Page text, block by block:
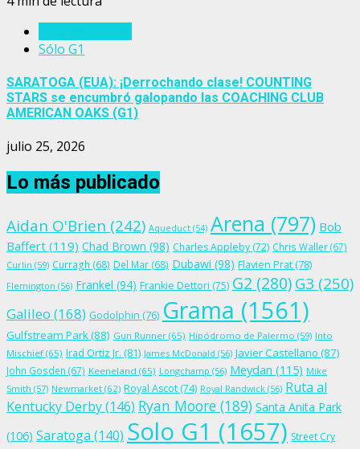
Sólo G1
SARATOGA (EUA): ¡Derrochando clase! COUNTING
STARS se encumbró galopando las COACHING CLUB
AMERICAN OAKS (G1)
julio 25, 2026
Lo más publicado
Aidan O'Brien (242) Aqueduct (54) Arena (797) Bob
Baffert (119) Chad Brown (98) Charles Appleby (72) Chris Waller(67)
Curlin (59) Curragh (68) Del Mar (68) Dubawi (98) Flavien Prat (78)
Flemington (56) Frankel (94) Frankie Dettori (75) G2 (280)G3 (250)
Galileo (168) Godolphin (76) Grama (1561)
Gulfstream Park(88) Gun Runner (65) Hipódromo de Palermo (59) Into
Mischief (65) Irad Ortiz Jr. (81) James McDonald (56) Javier Castellano (87)
John Gosden (67) Keeneland (65) Longchamp (56) Meydan (115) Mike
Smith (57) Newmarket (62) Royal Ascot (74) Royal Randwick (56) Ruta al
Kentucky Derby(146) Ryan Moore (189) Santa Anita Park
(106) Saratoga (140) Solo G1 (1657) Street Cry